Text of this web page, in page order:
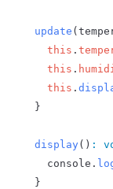
  update
(
    this
.
    this
.
    this
.
  }
  display
() :
    console
.
  }